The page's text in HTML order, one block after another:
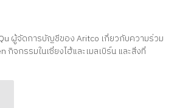
ผู้จัดการบัญชีของ Aritco เกี่ยวกับความร่วม
จกรรมในเซี่ยงไฮ้และเมลเบิร์น และสิ่งที่